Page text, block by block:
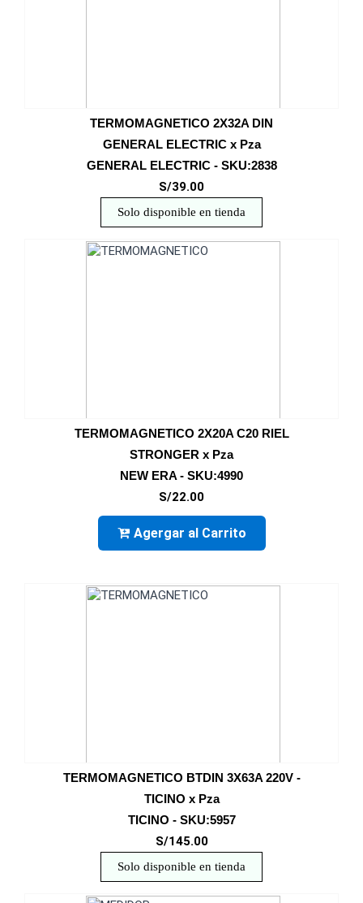
TERMOMAGNETICO 2X32A DIN
GENERAL ELECTRIC x Pza
GENERAL ELECTRIC - SKU:2838
S/39.00
Solo disponible en tienda
TERMOMAGNETICO 2X20A C20 RIEL
STRONGER x Pza
NEW ERA - SKU:4990
S/22.00
Agergar al Carrito
TERMOMAGNETICO BTDIN 3X63A 220V -
TICINO x Pza
TICINO - SKU:5957
S/145.00
Solo disponible en tienda